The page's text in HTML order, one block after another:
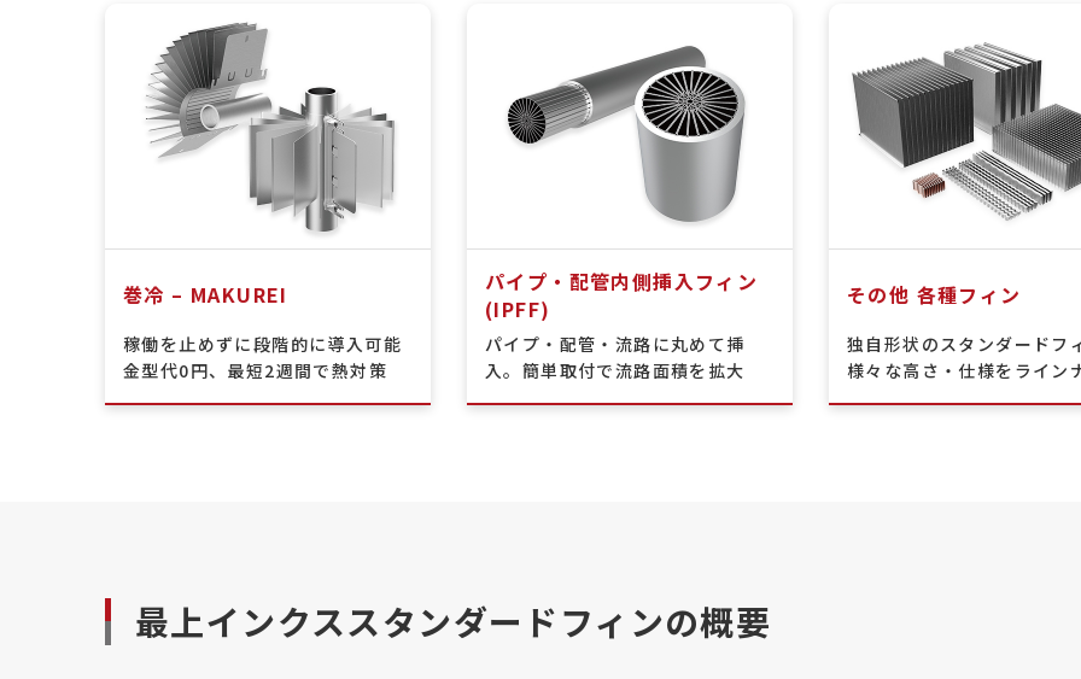
巻冷 – MAKUREI
稼働を止めずに段階的に導入可能
金型代0円、最短2週間で熱対策
パイプ・配管内側挿入フィン
(IPFF)
パイプ・配管・流路に丸めて挿
入。簡単取付で流路面積を拡大
その他 各種フィン
独自形状のスタンダードフ
様々な高さ・仕様をライン
最上インクススタンダードフィンの概要